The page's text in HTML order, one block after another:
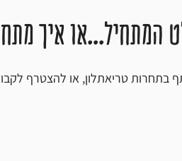
המתחיל…או איך